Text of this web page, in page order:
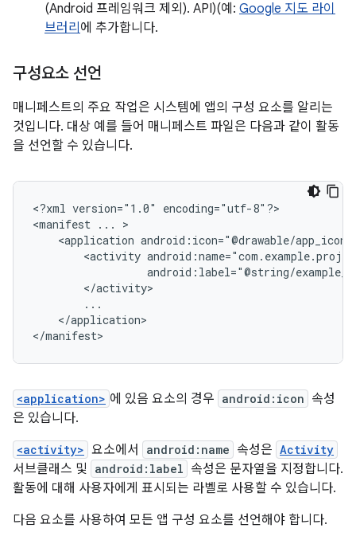
(Android 프레임워크 제외). API)(예: Google 지도 라이
브러리 에 추가합니다.
구성요소 선언
매니페스트의 주요 작업은 시스템에 앱의 구성 요소를 알리는
것입니다. 대상 예를 들어 매니페스트 파일은 다음과 같이 활동
을 선언할 수 있습니다.
<?xml version="1.0"
encoding="utf-8"?>
<manifest ...
<application android:icon="@drawable/
<activity
android:label="@string/
</application>
</manifest>
<application> 에 있음 요소의 경우 android:icon 속성
은 있습니다.
<activity> 요소에서 android:name 속성은 Activity
서브클래스 및 android:label 속성은 문자열을 지정합니다.
활동에 대해 사용자에게 표시되는 라벨로 사용할 수 있습니다.
다음 요소를 사용하여 모든 앱 구성 요소를 선언해야 합니다.